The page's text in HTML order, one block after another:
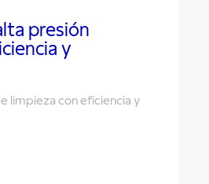
presión
y
limpieza con eficiencia y